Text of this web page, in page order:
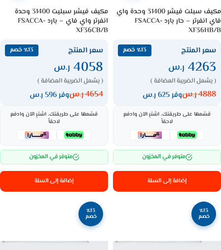
مكيف سبلت فيشر 31400 وحدة واي
فاي انفرتر – حار بارد FSACCA-
XF36HB/B
سعر المنتج ٪13 خصم
4263 ر.س
( يشمل الضريبة المضافة )
4888ر.سوفر 625 ر.س
قسّمها على طريقتك، اشترِ الآن وادفع
لاحقاً
متوفر في المخزون
إضافة إلى السلة
مكيف فيشر سبليت 31400 وحدة
انفرتر واي فاي – بارد FSACCA-
XF36CB/B
سعر المنتج ٪13 خصم
4058 ر.س
( يشمل الضريبة المضافة )
4654ر.سوفر 596 ر.س
قسّمها على طريقتك، اشترِ الآن وادفع
لاحقاً
متوفر في المخزون
إضافة إلى السلة
٪13
خصم
٪13
خصم